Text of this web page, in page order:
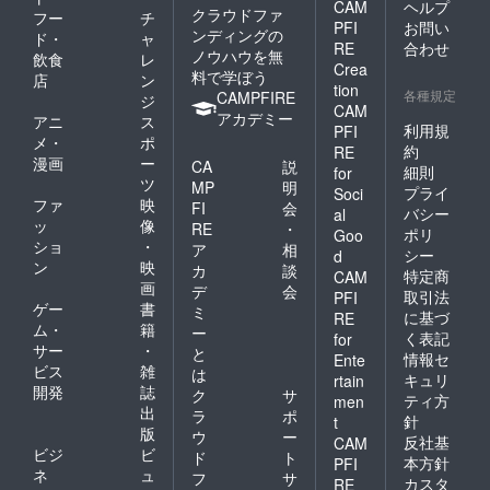
フー
ド・
飲食
店
チ
ャ
レ
ン
ジ
アニ
メ・
漫画
ス
ポ
ー
ツ
ファ
ッ
ショ
ン
映
像
・
映
画
ゲー
ム・
サー
ビス
開発
書
籍
・
雑
誌
出
版
ビジ
ネ
ビ
ュ
クラウドファ
ンディングの
ノウハウを無
料で学ぼう
CAMPFIRE
アカデミー
CA
MP
FI
RE
ア
カ
デ
ミ
ー
と
は
説
明
会
・
相
談
会
ク
ラ
ウ
ド
フ
サ
ポ
ー
ト
サ
CAM
PFI
RE
Crea
tion
CAM
PFI
RE
for
Soci
al
Goo
d
CAM
PFI
RE
for
Ente
rtain
men
t
CAM
PFI
RE
ヘルプ
お問い
合わせ
各種規定
利用規
約
細則
プライ
バシー
ポリ
シー
特定商
取引法
に基づ
く表記
情報セ
キュリ
ティ方
針
反社基
本方針
カスタ